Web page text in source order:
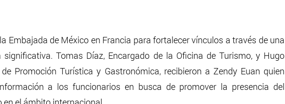
Embajada de México en Francia para fortalecer vínculos a través de una
Tomas Díaz, Encargado de la Oficina de Turismo, y Hugo
Promoción Turística y Gastronómica, recibieron a Zendy Euan quien
a los funcionarios en busca de promover la presencia del